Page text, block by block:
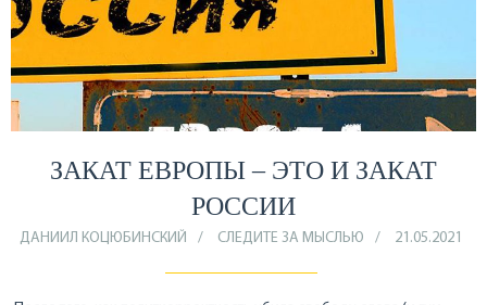
ЗАКАТ ЕВРОПЫ – ЭТО И ЗАКАТ
РОССИИ
ДАНИИЛ КОЦЮБИНСКИЙ СЛЕДИТЕ ЗА МЫСЛЬЮ 21.05.2021